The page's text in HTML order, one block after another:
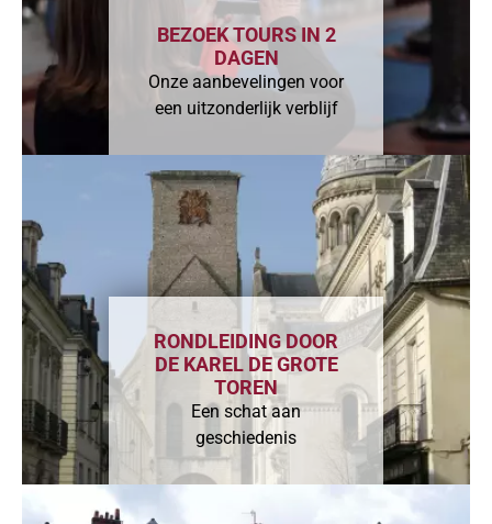
BEZOEK TOURS IN 2
DAGEN
Onze aanbevelingen voor
een uitzonderlijk verblijf
RONDLEIDING DOOR
DE KAREL DE GROTE
TOREN
Een schat aan
geschiedenis